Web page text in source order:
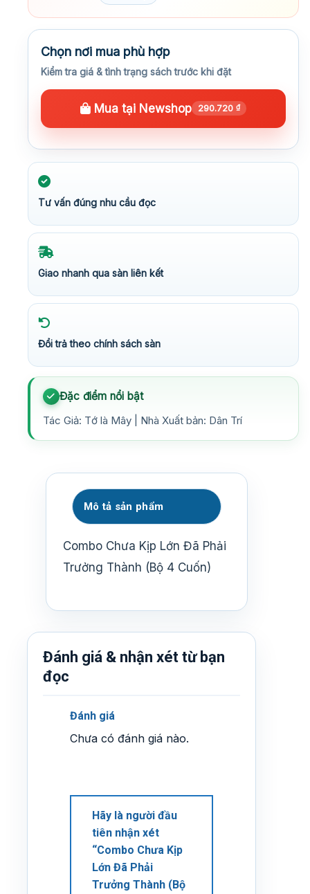
Chọn nơi mua phù hợp
Kiểm tra giá & tình trạng sách trước khi đặt
Mua tại Newshop 290.720 ₫
Tư vấn đúng nhu cầu đọc
Giao nhanh qua sàn liên kết
Đổi trả theo chính sách sàn
Đặc điểm nổi bật
Tác Giả: Tớ là Mây | Nhà Xuất bản: Dân Trí
Mô tả sản phẩm
Combo Chưa Kịp Lớn Đã Phải
Trưởng Thành (Bộ 4 Cuốn)
Đánh giá & nhận xét từ bạn
đọc
Đánh giá
Chưa có đánh giá nào.
Hãy là người đầu
tiên nhận xét
“Combo Chưa Kịp
Lớn Đã Phải
Trưởng Thành (Bộ